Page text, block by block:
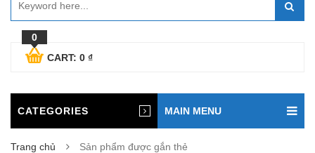
0
CART: 0 ₫
CATEGORIES MAIN MENU
Trang chủ
Sản phẩm được gắn thẻ